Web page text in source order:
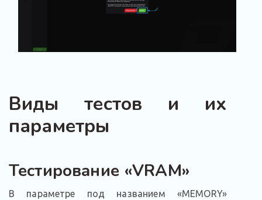
Виды тестов и их
параметры
Тестирование «VRAM»
В параметре под названием «MEMORY»